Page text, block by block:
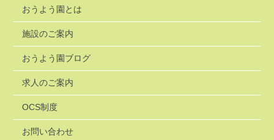
おうよう園とは
施設のご案内
おうよう園ブログ
求人のご案内
OCS制度
お問い合わせ